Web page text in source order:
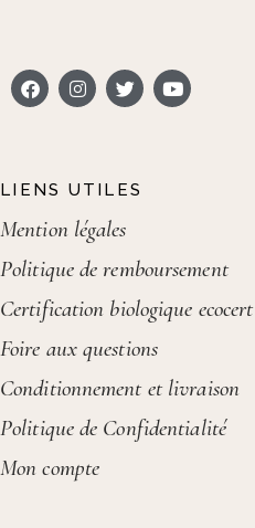
LIENS UTILES
Mention légales
Politique de remboursement
Certification biologique ecocert
Foire aux questions
Conditionnement et livraison
Politique de Confidentialité
Mon compte